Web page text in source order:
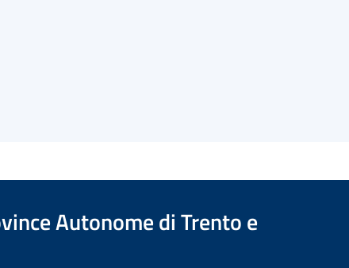
Autonome di Trento e